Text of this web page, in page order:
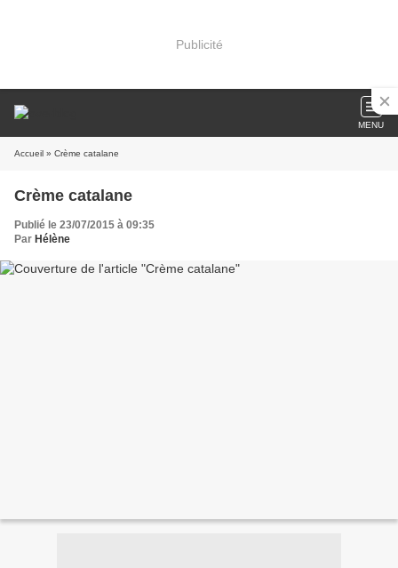
Publicité
MENU
Accueil » Crème catalane
Crème catalane
Publié le 23/07/2015 à 09:35
Par Hélène